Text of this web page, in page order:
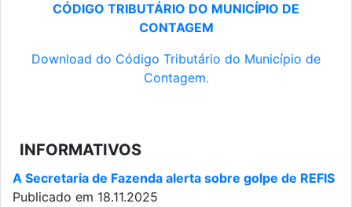
CÓDIGO TRIBUTÁRIO DO MUNICÍPIO DE
CONTAGEM
Download do Código Tributário do Município de
Contagem.
INFORMATIVOS
A Secretaria de Fazenda alerta sobre golpe de REFIS
Publicado em 18.11.2025